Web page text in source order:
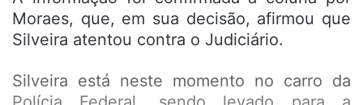
Moraes, que, em sua decisão, afirmou que
Silveira atentou contra o Judiciário.
Silveira está neste momento no carro da